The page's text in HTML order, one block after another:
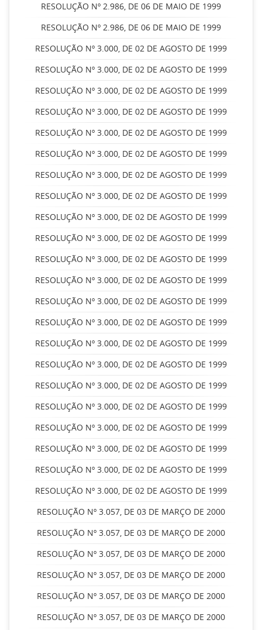
RESOLUÇÃO Nº 2.986, DE 06 DE MAIO DE 1999
RESOLUÇÃO Nº 2.986, DE 06 DE MAIO DE 1999
RESOLUÇÃO Nº 3.000, DE 02 DE AGOSTO DE 1999
RESOLUÇÃO Nº 3.000, DE 02 DE AGOSTO DE 1999
RESOLUÇÃO Nº 3.000, DE 02 DE AGOSTO DE 1999
RESOLUÇÃO Nº 3.000, DE 02 DE AGOSTO DE 1999
RESOLUÇÃO Nº 3.000, DE 02 DE AGOSTO DE 1999
RESOLUÇÃO Nº 3.000, DE 02 DE AGOSTO DE 1999
RESOLUÇÃO Nº 3.000, DE 02 DE AGOSTO DE 1999
RESOLUÇÃO Nº 3.000, DE 02 DE AGOSTO DE 1999
RESOLUÇÃO Nº 3.000, DE 02 DE AGOSTO DE 1999
RESOLUÇÃO Nº 3.000, DE 02 DE AGOSTO DE 1999
RESOLUÇÃO Nº 3.000, DE 02 DE AGOSTO DE 1999
RESOLUÇÃO Nº 3.000, DE 02 DE AGOSTO DE 1999
RESOLUÇÃO Nº 3.000, DE 02 DE AGOSTO DE 1999
RESOLUÇÃO Nº 3.000, DE 02 DE AGOSTO DE 1999
RESOLUÇÃO Nº 3.000, DE 02 DE AGOSTO DE 1999
RESOLUÇÃO Nº 3.000, DE 02 DE AGOSTO DE 1999
RESOLUÇÃO Nº 3.000, DE 02 DE AGOSTO DE 1999
RESOLUÇÃO Nº 3.000, DE 02 DE AGOSTO DE 1999
RESOLUÇÃO Nº 3.000, DE 02 DE AGOSTO DE 1999
RESOLUÇÃO Nº 3.000, DE 02 DE AGOSTO DE 1999
RESOLUÇÃO Nº 3.000, DE 02 DE AGOSTO DE 1999
RESOLUÇÃO Nº 3.000, DE 02 DE AGOSTO DE 1999
RESOLUÇÃO Nº 3.057, DE 03 DE MARÇO DE 2000
RESOLUÇÃO Nº 3.057, DE 03 DE MARÇO DE 2000
RESOLUÇÃO Nº 3.057, DE 03 DE MARÇO DE 2000
RESOLUÇÃO Nº 3.057, DE 03 DE MARÇO DE 2000
RESOLUÇÃO Nº 3.057, DE 03 DE MARÇO DE 2000
RESOLUÇÃO Nº 3.057, DE 03 DE MARÇO DE 2000